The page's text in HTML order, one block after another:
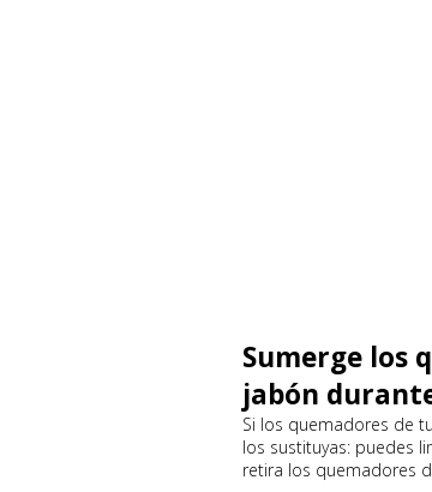
Sumerge los
jabón
Si los quemadores de
los sustituyas: puedes
retira los quemadores